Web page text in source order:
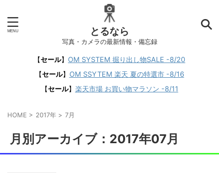
とるなら
写真・カメラの最新情報・備忘録
【セール】 OM SYSTEM 掘り出し物SALE -8/20
【セール】 OM SSYTEM 楽天 夏の特選市 -8/16
【セール】 楽天市場 お買い物マラソン -8/11
HOME > 2017年 > 7月
月別アーカイブ：2017年07月